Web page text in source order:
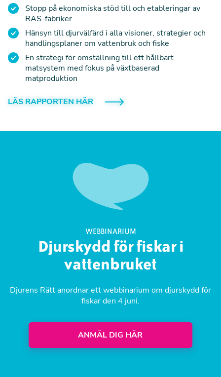
Stopp på ekonomiska stöd till och etableringar av
RAS-fabriker
Hänsyn till djurvälfärd i alla visioner, strategier och
handlingsplaner om vattenbruk och fiske
En strategi för omställning till ett hållbart
matsystem med fokus på växtbaserad
matproduktion
LÄS RAPPORTEN HÄR
WEBBINARIUM
Djurskydd för fiskar i
vattenbruket
Djurens Rätt anordnar ett webbinarium om djurskydd för
fiskar den 4 juni.
ANMÄL DIG HÄR